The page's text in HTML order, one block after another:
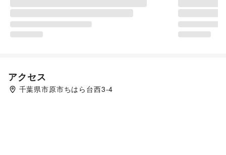
アクセス
千葉県市原市ちはら台西3-4